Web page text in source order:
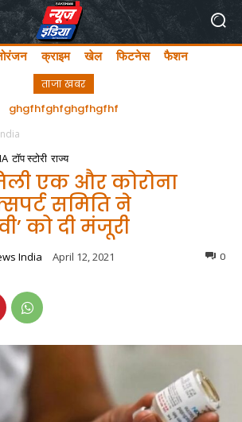
क्राइम खेल फिटनेस फैशन
ताजा खबर
चौक का सीएम योगी ने किया उद्घाटन
टॉप स्टोरी राज्य
एक और कोरोना
समिति ने
को दी मंजूरी
India April 12, 2021 0